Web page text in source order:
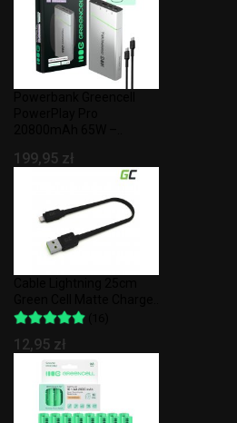
199,95 zł
12,95 zł